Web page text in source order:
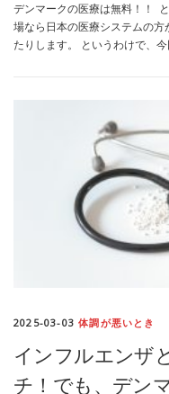
EVERYDAY – 日
デンマークの医療は無料！！
場なら日本の医療システムの
たりします。 というわけで、
2025-03-03体調が悪いとき
インフルエンザ
チ！でも、デン